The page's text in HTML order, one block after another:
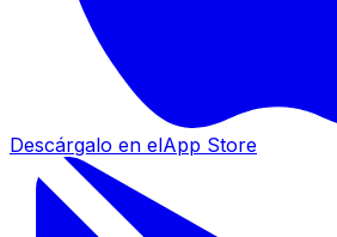
Descárgalo en elApp Store